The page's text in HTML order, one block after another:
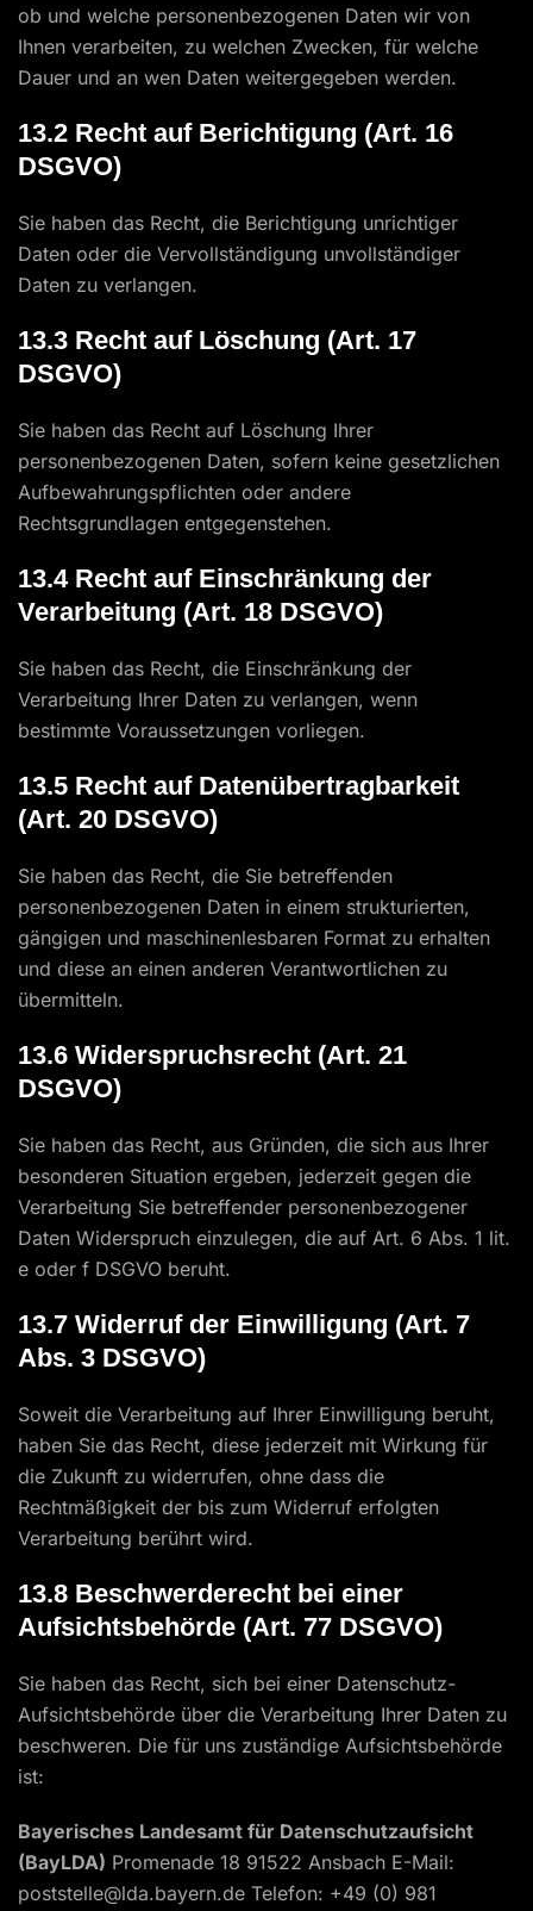
ob und welche personenbezogenen Daten wir von
Ihnen verarbeiten, zu welchen Zwecken, für welche
Dauer und an wen Daten weitergegeben werden.
13.2 Recht auf Berichtigung (Art. 16
DSGVO)
Sie haben das Recht, die Berichtigung unrichtiger
Daten oder die Vervollständigung unvollständiger
Daten zu verlangen.
13.3 Recht auf Löschung (Art. 17
DSGVO)
Sie haben das Recht auf Löschung Ihrer
personenbezogenen Daten, sofern keine gesetzlichen
Aufbewahrungspflichten oder andere
Rechtsgrundlagen entgegenstehen.
13.4 Recht auf Einschränkung der
Verarbeitung (Art. 18 DSGVO)
Sie haben das Recht, die Einschränkung der
Verarbeitung Ihrer Daten zu verlangen, wenn
bestimmte Voraussetzungen vorliegen.
13.5 Recht auf Datenübertragbarkeit
(Art. 20 DSGVO)
Sie haben das Recht, die Sie betreffenden
personenbezogenen Daten in einem strukturierten,
gängigen und maschinenlesbaren Format zu erhalten
und diese an einen anderen Verantwortlichen zu
übermitteln.
13.6 Widerspruchsrecht (Art. 21
DSGVO)
Sie haben das Recht, aus Gründen, die sich aus Ihrer
besonderen Situation ergeben, jederzeit gegen die
Verarbeitung Sie betreffender personenbezogener
Daten Widerspruch einzulegen, die auf Art. 6 Abs. 1 lit.
e oder f DSGVO beruht.
13.7 Widerruf der Einwilligung (Art. 7
Abs. 3 DSGVO)
Soweit die Verarbeitung auf Ihrer Einwilligung beruht,
haben Sie das Recht, diese jederzeit mit Wirkung für
die Zukunft zu widerrufen, ohne dass die
Rechtmäßigkeit der bis zum Widerruf erfolgten
Verarbeitung berührt wird.
13.8 Beschwerderecht bei einer
Aufsichtsbehörde (Art. 77 DSGVO)
Sie haben das Recht, sich bei einer Datenschutz-
Aufsichtsbehörde über die Verarbeitung Ihrer Daten zu
beschweren. Die für uns zuständige Aufsichtsbehörde
ist:
Bayerisches Landesamt für Datenschutzaufsicht
(BayLDA) Promenade 18 91522 Ansbach E-Mail:
poststelle@lda.bayern.de Telefon: +49 (0) 981